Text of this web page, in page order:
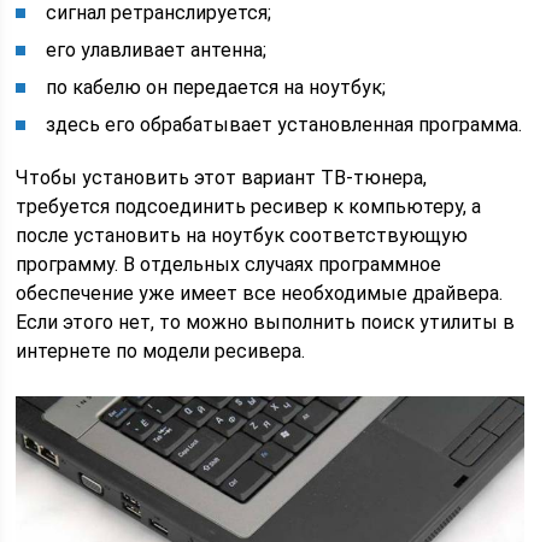
сигнал ретранслируется;
его улавливает антенна;
по кабелю он передается на ноутбук;
здесь его обрабатывает установленная программа.
Чтобы установить этот вариант ТВ-тюнера,
требуется подсоединить ресивер к компьютеру, а
после установить на ноутбук соответствующую
программу. В отдельных случаях программное
обеспечение уже имеет все необходимые драйвера.
Если этого нет, то можно выполнить поиск утилиты в
интернете по модели ресивера.